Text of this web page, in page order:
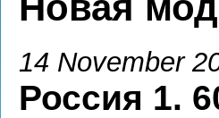
14 November
Россия 1.